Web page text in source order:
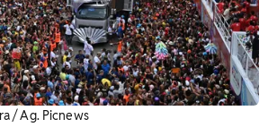
/ Ag. Picnews